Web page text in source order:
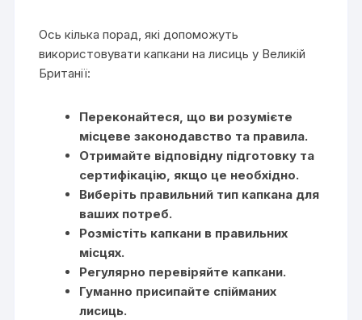
Ось кілька порад, які допоможуть
використовувати капкани на лисиць у Великій
Британії:
Переконайтеся, що ви розумієте
місцеве законодавство та правила.
Отримайте відповідну підготовку та
сертифікацію, якщо це необхідно.
Виберіть правильний тип капкана для
ваших потреб.
Розмістіть капкани в правильних
місцях.
Регулярно перевіряйте капкани.
Гуманно присипайте спійманих
лисиць.